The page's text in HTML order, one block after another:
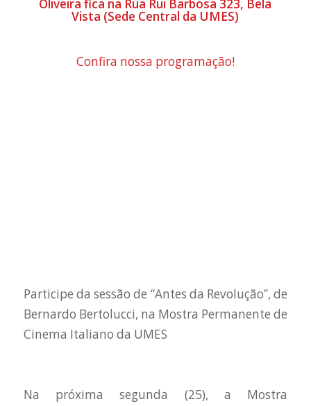
Oliveira fica na Rua Rui Barbosa 323, Bela
Vista (Sede Central da UMES)
Confira nossa programação!
Participe da sessão de “Antes da Revolução”, de
Bernardo Bertolucci, na Mostra Permanente de
Cinema Italiano da UMES
Na próxima segunda (25), a Mostra